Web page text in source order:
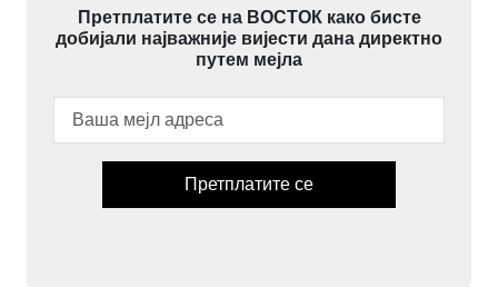
Претплатите се на ВОСТОК како бисте
добијали најважније вијести дана директно
путем мејла
Претплатите се